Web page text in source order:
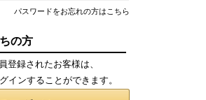
パスワードをお忘れの方はこちら
の方
登録されたお客様は、
インすることができます。